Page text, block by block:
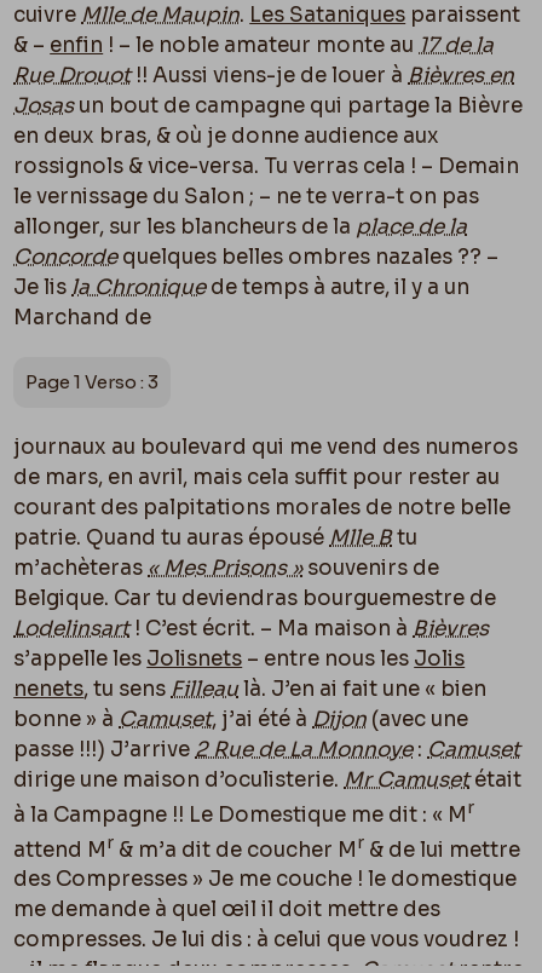
cuivre Mlle de Maupin. Les Sataniques paraissent
& – enfin ! – le noble amateur monte au 17 de la
Rue Drouot!! Aussi viens-je de louer à Bièvres en
Josasun bout de campagne qui partage la Bièvre
en deux bras, & où je donne audience aux
rossignols & vice-versa. Tu verras cela ! – Demain
le vernissage du Salon ; – ne te verra-t on pas
allonger, sur les blancheurs de la place de la
Concordequelques belles ombres nazales ?? –
Je lis la Chroniquede temps à autre, il y a un
Marchand de
Page 1 Verso : 3
journaux au boulevard qui me vend des numeros
de mars, en avril, mais cela suffit pour rester au
courant des palpitations morales de notre belle
patrie. Quand tu auras épousé Mlle Btu
m’achèteras « Mes Prisons »souvenirs de
Belgique. Car tu deviendras bourguemestre de
Lodelinsart! C’est écrit. – Ma maison à Bièvres
s’appelle les Jolisnets – entre nous les Jolis
nenets, tu sens Filleaulà. J’en ai fait une « bien
bonne » à Camuset, j’ai été à Dijon (avec une
passe !!!) J’arrive 2 Rue de La Monnoye: Camuset
dirige une maison d’oculisterie. Mr Camusetétait
à la Campagne !! Le Domestique me dit : « Mr
attend Mr & m’a dit de coucher Mr & de lui mettre
des Compresses » Je me couche ! le domestique
me demande à quel œil il doit mettre des
compresses. Je lui dis : à celui que vous voudrez !